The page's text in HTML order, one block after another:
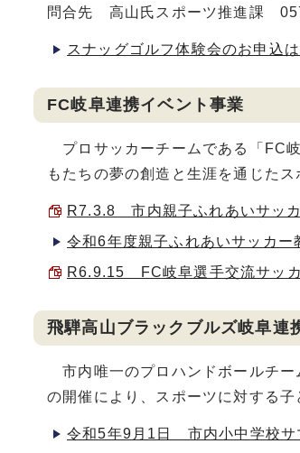
問合先 高山氏スポーツ推進課
スナッグゴルフ体験会のお申込は
FC岐阜連携イベント事業
プロサッカーチームである「FC
もたちの夢の創造と生涯を通じた
R7.3.8 市内親子ふれあいサッ
令和6年度親子ふれあいサッカー
R6.9.15 FC岐阜選手交流サッ
飛騨高山ブラックブルズ岐阜連
市内唯一のプロハンドボールチー
の開催により、スポーツに対する
令和5年9月1日 市内小中学校サ